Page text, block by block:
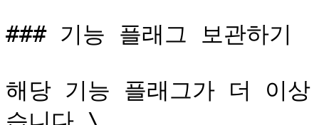
### 기능 플래그 보관하기
해당 기능 플래그가 더 이